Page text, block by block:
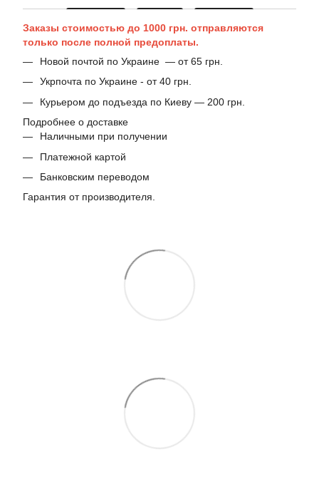
Заказы стоимостью до 1000 грн. отправляются
только после полной предоплаты.
Новой почтой по Украине — от 65 грн.
Укрпочта по Украине - от 40 грн.
Курьером до подъезда по Киеву — 200 грн.
Подробнее о доставке
Наличными при получении
Платежной картой
Банковским переводом
Гарантия от производителя.